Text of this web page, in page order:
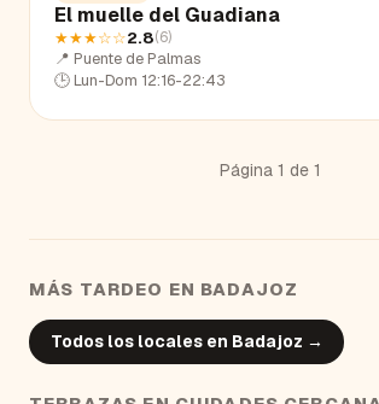
El muelle del Guadiana
★★★☆☆2.8(6)
📍 Puente de Palmas
🕒 Lun-Dom 12:16-22:43
Página 1 de 1
MÁS TARDEO EN BADAJOZ
Todos los locales en Badajoz →